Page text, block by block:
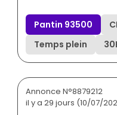
Pantin 93500
Temps plein
Annonce N°8879212
il y a 29 jours (10/07/